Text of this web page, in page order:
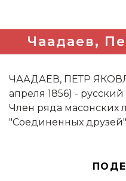
Чаадаев,
ЧААДАЕВ, ПЕТР
апреля 1856) -
Член ряда масонских
"Соединенных